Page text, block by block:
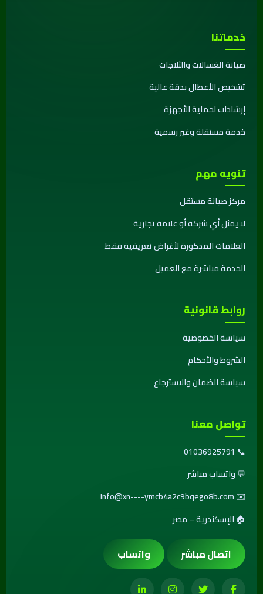
خدماتنا
صيانة الغسالات والثلاجات
تشخيص الأعطال بدقة عالية
إرشادات لحماية الأجهزة
خدمة مستقلة وغير رسمية
تنويه مهم
مركز صيانة مستقل
لا يمثل أي شركة أو علامة تجارية
العلامات المذكورة لأغراض تعريفية فقط
الخدمة مباشرة مع العميل
روابط قانونية
سياسة الخصوصية
الشروط والأحكام
سياسة الضمان والاسترجاع
تواصل معنا
📞
01036925791
💬واتساب مباشر
✉️
info@xn----ymcb4a2c9bqego8b.com
🏠 الإسكندرية – مصر
اتصال مباشر واتساب